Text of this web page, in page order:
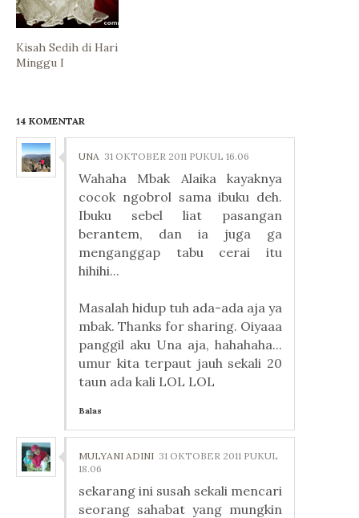
Kisah Sedih di Hari
Minggu I
14 KOMENTAR
UNA 31 OKTOBER 2011 PUKUL 16.06
Wahaha Mbak Alaika kayaknya
cocok ngobrol sama ibuku deh.
Ibuku sebel liat pasangan
berantem, dan ia juga ga
menganggap tabu cerai itu
hihihi...
Masalah hidup tuh ada-ada aja ya
mbak. Thanks for sharing. Oiyaaa
panggil aku Una aja, hahahaha...
umur kita terpaut jauh sekali 20
taun ada kali LOL LOL
Balas
MULYANI ADINI 31 OKTOBER 2011 PUKUL
18.06
sekarang ini susah sekali mencari
seorang sahabat yang mungkin